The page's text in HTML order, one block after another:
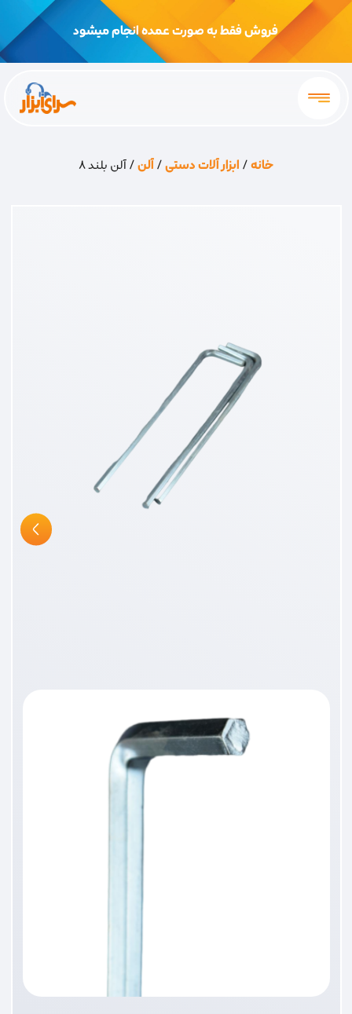
فروش فقط به صورت عمده انجام میشود
خانه/ابزار آلات دستی/آلن/ آلن بلند 8